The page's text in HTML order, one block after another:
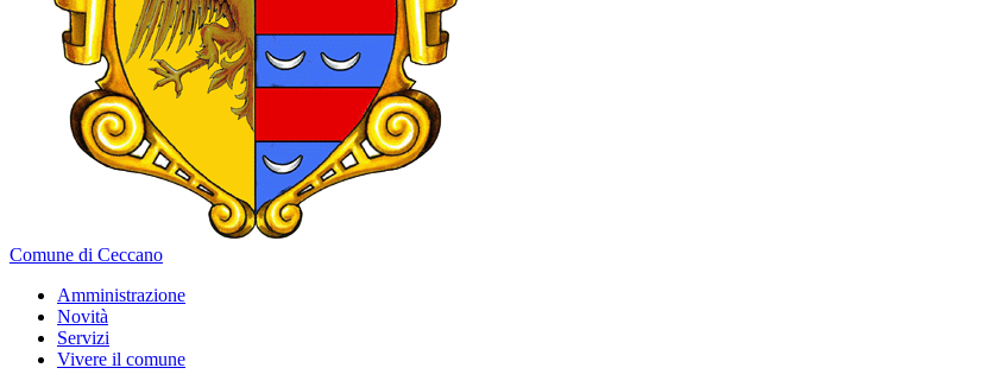
Comune di Ceccano
Amministrazione
Novità
Servizi
Vivere il comune